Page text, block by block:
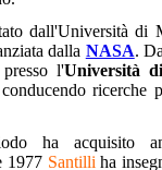
dall'Università di
dalla NASA.
presso l'Università
ricerche
ha acquisito
1977 Santilli ha